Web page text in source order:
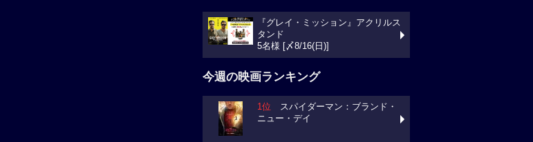
『グレイ・ミッション』アクリルス
タンド
5名様 [〆8/16(日)]
今週の映画ランキング
1位 スパイダーマン：ブランド・
ニュー・デイ